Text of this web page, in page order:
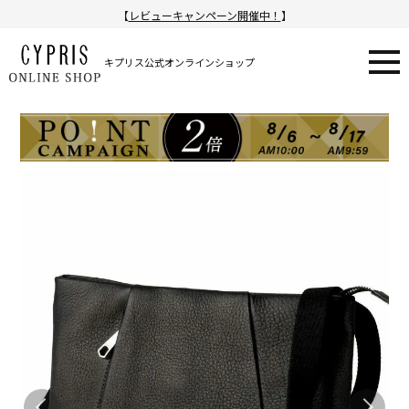
【レビューキャンペーン開催中！ 】
キプリス公式オンラインショップ